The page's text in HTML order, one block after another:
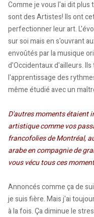
Comme je vous l'ai dit plus
sont des Artistes! Ils ont
perfectionner leur art.
sur soi mais en s'ouvrant
envoûtés par la musique
d'Occidentaux d'ailleurs.
l'apprentissage des
même étudié avec un
D'autres moments étaient
artistique comme vos
francofolies de Montréal,
arabe en compagnie de
vous vécu tous ces
Annoncés comme ça de
je suis fière. Mais j'ai
à la fois. Ça diminue le